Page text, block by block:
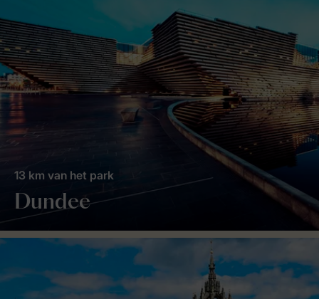
Dundee
13 km van het park